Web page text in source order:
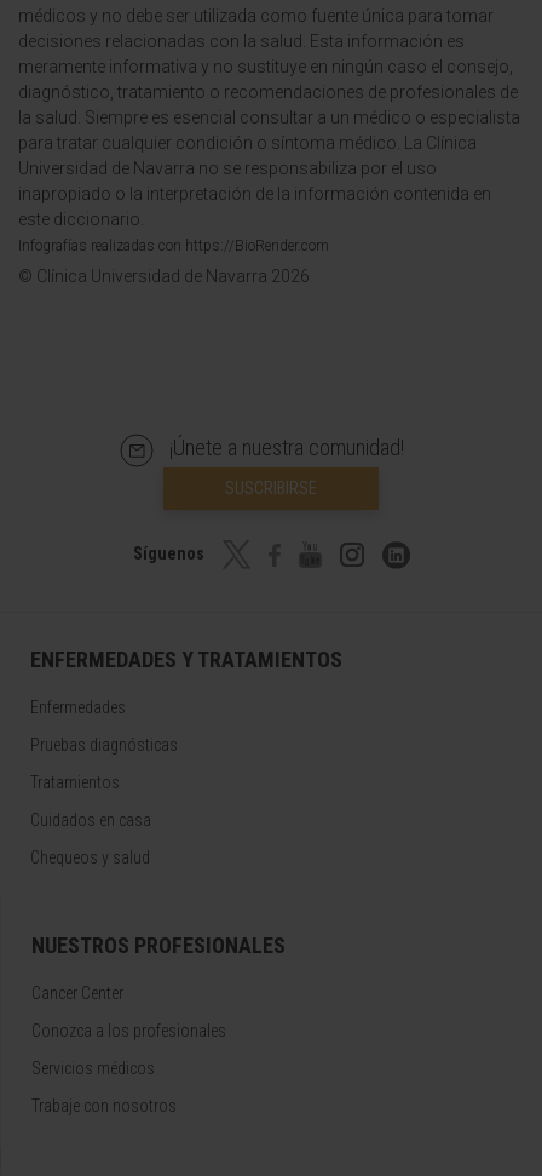
médicos y no debe ser utilizada como fuente única para tomar
decisiones relacionadas con la salud. Esta información es
meramente informativa y no sustituye en ningún caso el consejo,
diagnóstico, tratamiento o recomendaciones de profesionales de
la salud. Siempre es esencial consultar a un médico o especialista
para tratar cualquier condición o síntoma médico. La Clínica
Universidad de Navarra no se responsabiliza por el uso
inapropiado o la interpretación de la información contenida en
este diccionario.
Infografías realizadas con https://BioRender.com
© Clínica Universidad de Navarra 2026
¡Únete a nuestra comunidad!
SUSCRIBIRSE
Síguenos
ENFERMEDADES Y TRATAMIENTOS
Enfermedades
Pruebas diagnósticas
Tratamientos
Cuidados en casa
Chequeos y salud
NUESTROS PROFESIONALES
Cancer Center
Conozca a los profesionales
Servicios médicos
Trabaje con nosotros